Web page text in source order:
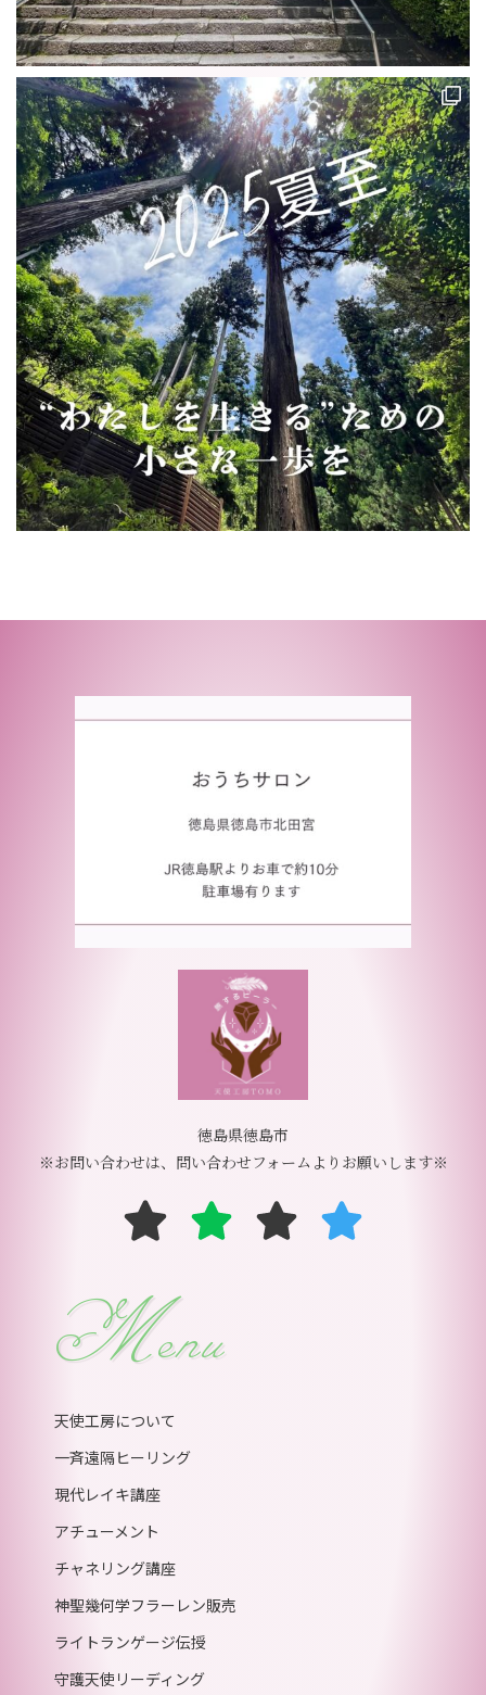
徳島県徳島市
※お問い合わせは、問い合わせフォームよりお願いします※
Menu
天使工房について
一斉遠隔ヒーリング
現代レイキ講座
アチューメント
チャネリング講座
神聖幾何学フラーレン販売
ライトランゲージ伝授
守護天使リーディング